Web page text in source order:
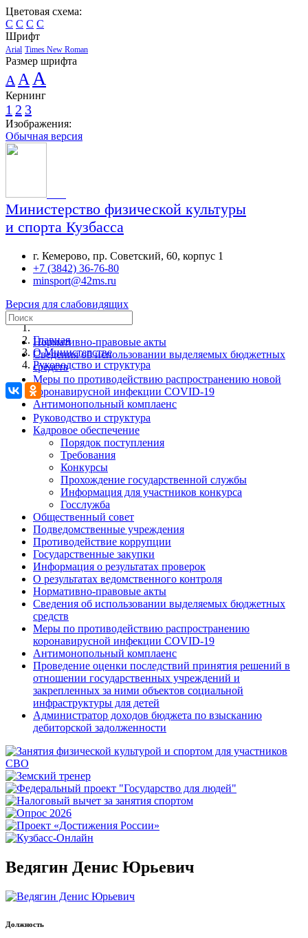
Цветовая схема:
C C C C
Шрифт
Arial Times New Roman
Размер шрифта
A A A
Кернинг
1 2 3
Изображения:
Обычная версия
Министерство физической культуры
и спорта Кузбасса
г. Кемерово, пр. Советский, 60, корпус 1
+7 (3842) 36-76-80
minsport@42ms.ru
Версия для слабовидящих
Нормативно-правовые акты
Сведения об использовании выделяемых бюджетных
средств
Меры по противодействию распространению новой
коронавирусной инфекции COVID-19
Антимонопольный комплаенс
Главная
О Министерстве
Руководство и структура
Руководство и структура
Кадровое обеспечение
Порядок поступления
Требования
Конкурсы
Прохождение государственной службы
Информация для участников конкурса
Госслужба
Общественный совет
Подведомственные учреждения
Противодействие коррупции
Государственные закупки
Информация о результатах проверок
О результатах ведомственного контроля
Нормативно-правовые акты
Сведения об использовании выделяемых бюджетных
средств
Меры по противодействию распространению
коронавирусной инфекции COVID-19
Антимонопольный комплаенс
Проведение оценки последствий принятия решений в
отношении государственных учреждений и
закрепленных за ними объектов социальной
инфраструктуры для детей
Администратор доходов бюджета по взысканию
дебиторской задолженности
Ведягин Денис Юрьевич
Должность